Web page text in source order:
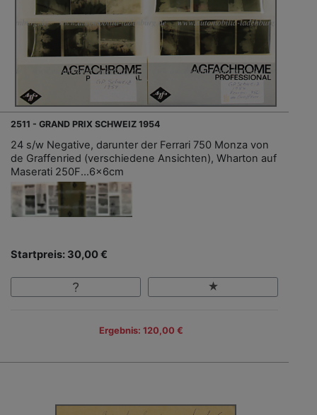
2511 - GRAND PRIX SCHWEIZ 1954
24 s/w Negative, darunter der Ferrari 750 Monza von
de Graffenried (verschiedene Ansichten), Wharton auf
Maserati 250F...6x6cm
Startpreis: 30,00 €
Ergebnis: 120,00 €